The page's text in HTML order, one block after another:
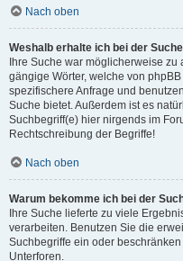
Nach oben
Weshalb erhalte ich bei der
Ihre Suche war möglicherweise
gängige Wörter, welche von
spezifischere Anfrage und
Suche bietet. Außerdem ist es
Suchbegriff(e) hier nirgends im
Rechtschreibung der Begriffe!
Nach oben
Warum bekomme ich bei der
Ihre Suche lieferte zu viele
verarbeiten. Benutzen Sie die
Suchbegriffe ein oder
Unterforen.